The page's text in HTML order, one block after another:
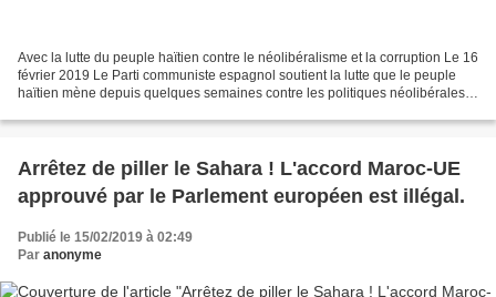
Avec la lutte du peuple haïtien contre le néolibéralisme et la corruption Le 16
février 2019 Le Parti communiste espagnol soutient la lutte que le peuple
haïtien mène depuis quelques semaines contre les politiques néolibérales
Arrêtez de piller le Sahara ! L'accord Maroc-UE
approuvé par le Parlement européen est illégal.
Publié le 15/02/2019 à 02:49
Par anonyme